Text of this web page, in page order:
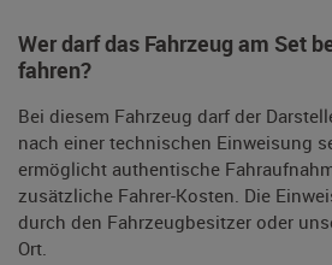
Wer darf das Fahrzeug am Set
fahren?
Bei diesem Fahrzeug darf der
nach einer technischen Einweisung
ermöglicht authentische
zusätzliche Fahrer-Kosten. Die
durch den Fahrzeugbesitzer oder
Ort.